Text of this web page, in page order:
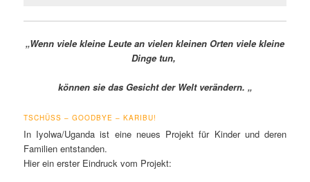
„Wenn viele kleine Leute an vielen kleinen Orten viele kleine
Dinge tun,
können sie das Gesicht der Welt verändern. „
TSCHÜSS – GOODBYE – KARIBU!
In Iyolwa/Uganda ist eine neues Projekt für Kinder und deren
Familien entstanden.
Hier ein erster Eindruck vom Projekt: